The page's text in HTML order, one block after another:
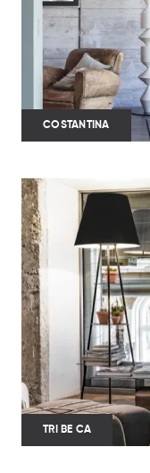
COSTANTINA
TRI BE CA